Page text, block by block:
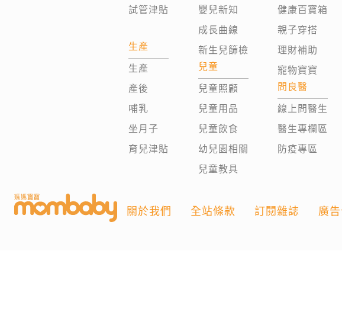
試管津貼
生產
生產
產後
哺乳
坐月子
育兒津貼
嬰兒新知
成長曲線
新生兒篩檢
兒童
兒童照顧
兒童用品
兒童飲食
幼兒園相關
兒童教具
健康百寶箱
親子穿搭
理財補助
寵物寶寶
問良醫
線上問醫生
醫生專欄區
防疫專區
關於我們 全站條款 訂閱雜誌 廣